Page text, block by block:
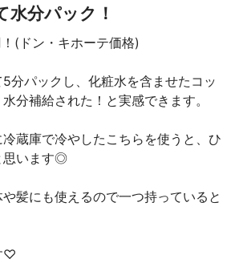
水分パック！
(ドン・キホーテ価格)
分パックし、化粧水を含ませたコッ
分補給された！と実感できます。
蔵庫で冷やしたこちらを使うと、ひ
思います◎
髪にも使えるので一つ持っていると
♡